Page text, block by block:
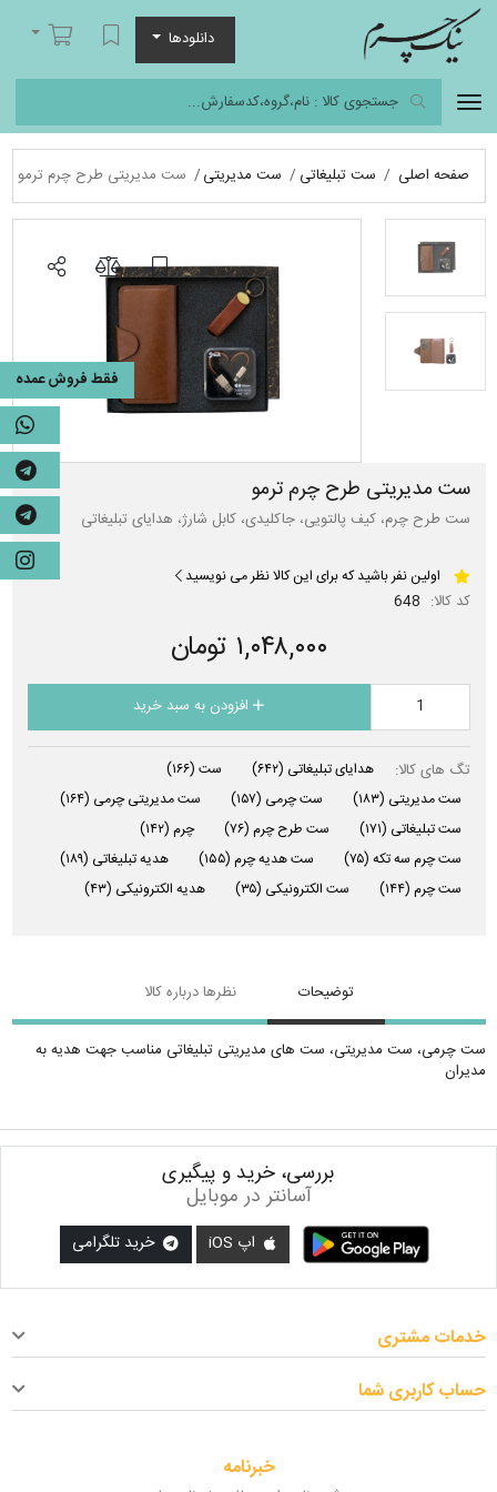
دانلودها
لیست مورد علاقه
سبد خرید
صفحه اصلی ست تبلیغاتی ست مدیریتی ست مدیریتی طرح چرم ترمو
ست مدیریتی طرح چرم ترمو
ست طرح چرم، کیف پالتویی، جاکلیدی، کابل شارژ، هدایای تبلیغاتی
اولین نفر باشید که برای این کالا نظر می نویسید
کد کالا: 648
۱,۰۴۸,۰۰۰ تومان
افزودن به سبد خرید
تگ های کالا: هدایای تبلیغاتی (۶۴۲) ست (۱۶۶)
ست مدیریتی (۱۸۳) ست چرمی (۱۵۷) ست مدیریتی چرمی (۱۶۴)
ست تبلیغاتی (۱۷۱) ست طرح چرم (۷۶) چرم (۱۴۲)
ست چرم سه تکه (۷۵) ست هدیه چرم (۱۵۵) هدیه تبلیغاتی (۱۸۹)
ست چرم (۱۴۴) ست الکترونیکی (۳۵) هدیه الکترونیکی (۴۳)
توضیحات نظرها درباره کالا
ست چرمی، ست مدیریتی، ست های مدیریتی تبلیغاتی مناسب جهت هدیه به
مدیران
بررسی، خرید و پیگیری
آسانتر در موبایل
اپ iOS خرید تلگرامی
خبرنامه
خدمات مشتری
حساب کاربری شما
فقط فروش عمده